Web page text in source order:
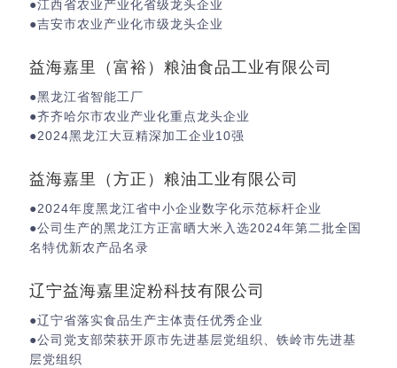
●江西省农业产业化省级龙头企业
●吉安市农业产业化市级龙头企业
益海嘉里（富裕）粮油食品工业有限公司
●黑龙江省智能工厂
●齐齐哈尔市农业产业化重点龙头企业
●2024黑龙江大豆精深加工企业10强
益海嘉里（方正）粮油工业有限公司
●2024年度黑龙江省中小企业数字化示范标杆企业
●公司生产的黑龙江方正富晒大米入选2024年第二批全国
名特优新农产品名录
辽宁益海嘉里淀粉科技有限公司
●辽宁省落实食品生产主体责任优秀企业
●公司党支部荣获开原市先进基层党组织、铁岭市先进基
层党组织